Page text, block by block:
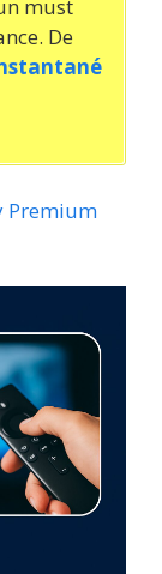
must
De
Premium